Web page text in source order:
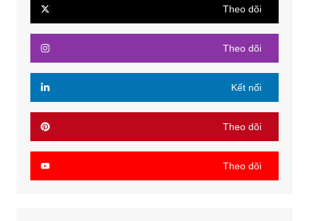
Theo dõi
Theo dõi
Kết nối
Theo dõi
Theo dõi